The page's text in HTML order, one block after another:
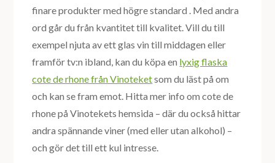
finare produkter med högre standard . Med andra
ord går du från kvantitet till kvalitet. Vill du till
exempel njuta av ett glas vin till middagen eller
framför tv:n ibland, kan du köpa en lyxig flaska
cote de rhone från Vinoteketsom du läst på om
och kan se fram emot. Hitta mer info om cote de
rhone på Vinotekets hemsida – där du också hittar
andra spännande viner (med eller utan alkohol) –
och gör det till ett kul intresse.